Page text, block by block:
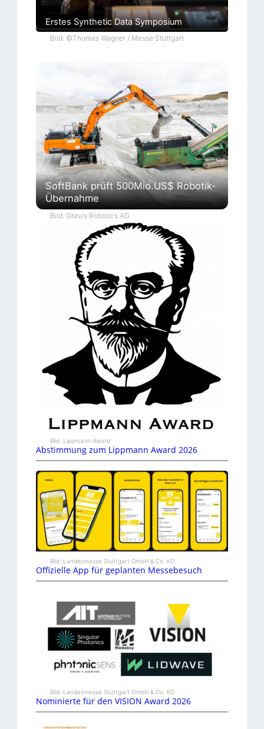
Erstes Synthetic Data Symposium
Bild: ©Thomas Wagner / Messe Stuttgart
SoftBank prüft 500Mio.US$ Robotik-
Übernahme
Bild: Gravis Robotics AG
Bild: Lippmann Award
Abstimmung zum Lippmann Award 2026
Bild: Landesmesse Stuttgart GmbH & Co. KG
Offizielle App für geplanten Messebesuch
Bild: Landesmesse Stuttgart GmbH & Co. KG
Nominierte für den VISION Award 2026